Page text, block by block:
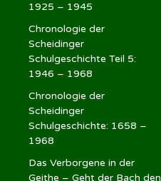
1925 – 1945
Chronologie der
Scheidinger
Schulgeschichte Teil 5:
1946 – 1968
Chronologie der
Scheidinger
Schulgeschichte: 1658 –
1968
Das Verborgene in der
Geithe – Geht der Bach den